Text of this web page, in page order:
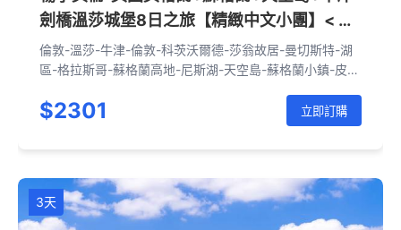
劍橋溫莎城堡8日之旅【精緻中文小團】< 倫
敦上下>
倫敦-溫莎-牛津-倫敦-科茨沃爾德-莎翁故居-曼切斯特-湖
區-格拉斯哥-蘇格蘭高地-尼斯湖-天空島-蘇格蘭小鎮-皮特
$2301 立即訂購
3天